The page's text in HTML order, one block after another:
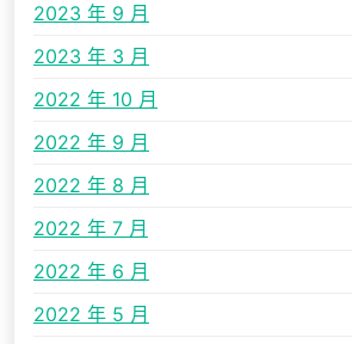
2023 年 9 月
2023 年 3 月
2022 年 10 月
2022 年 9 月
2022 年 8 月
2022 年 7 月
2022 年 6 月
2022 年 5 月